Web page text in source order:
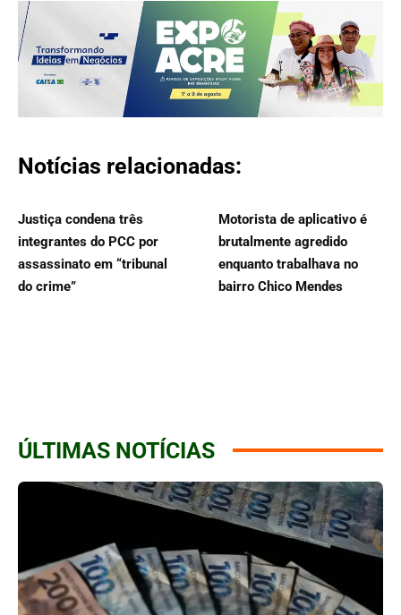
Notícias relacionadas:
Justiça condena três
integrantes do PCC por
assassinato em “tribunal
do crime”
Motorista de aplicativo é
brutalmente agredido
enquanto trabalhava no
bairro Chico Mendes
ÚLTIMAS NOTÍCIAS